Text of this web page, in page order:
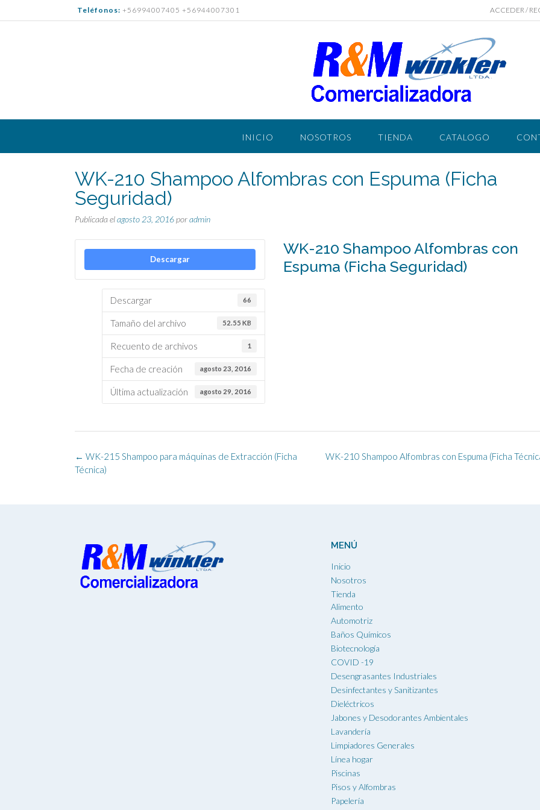
al
Teléfonos: +56994007405 +56944007301 ACCEDER /
INICIO NOSOTROS TIENDA CATALOGO
WK-210 Shampoo Alfombras con Espuma (Ficha
Seguridad)
Publicada elagosto 23, 2016poradmin
Descargar
Descargar 66
Tamaño del archivo 52.55 KB
Recuento de archivos 1
Fecha de creación agosto 23, 2016
Última actualización agosto 29, 2016
WK-210 Shampoo Alfombras con
Espuma (Ficha Seguridad)
Navegación
de
WK-210 Shampoo Alfombras con Espuma (Ficha
← WK-215 Shampoo para máquinas de Extracción (Ficha
Técnica)
MENÚ
Inicio
Nosotros
Tienda
Alimento
Automotriz
Baños Químicos
Biotecnología
COVID -19
Desengrasantes Industriales
Desinfectantes y Sanitizantes
Dieléctricos
Jabones y Desodorantes Ambientales
Lavandería
Limpiadores Generales
Línea hogar
Piscinas
Pisos y Alfombras
Papelería